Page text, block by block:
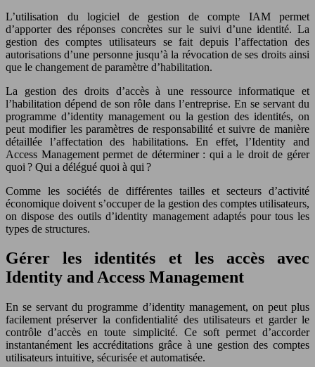
L’utilisation du logiciel de gestion de compte IAM permet
d’apporter des réponses concrètes sur le suivi d’une identité. La
gestion des comptes utilisateurs se fait depuis l’affectation des
autorisations d’une personne jusqu’à la révocation de ses droits ainsi
que le changement de paramètre d’habilitation.
La gestion des droits d’accès à une ressource informatique et
l’habilitation dépend de son rôle dans l’entreprise. En se servant du
programme d’identity management ou la gestion des identités, on
peut modifier les paramètres de responsabilité et suivre de manière
détaillée l’affectation des habilitations. En effet, l’Identity and
Access Management permet de déterminer : qui a le droit de gérer
quoi ? Qui a délégué quoi à qui ?
Comme les sociétés de différentes tailles et secteurs d’activité
économique doivent s’occuper de la gestion des comptes utilisateurs,
on dispose des outils d’identity management adaptés pour tous les
types de structures.
Gérer les identités et les accès avec
Identity and Access Management
En se servant du programme d’identity management, on peut plus
facilement préserver la confidentialité des utilisateurs et garder le
contrôle d’accès en toute simplicité. Ce soft permet d’accorder
instantanément les accréditations grâce à une gestion des comptes
utilisateurs intuitive, sécurisée et automatisée.